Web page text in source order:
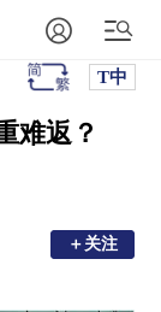
T中
难返？
＋关注
＋关注